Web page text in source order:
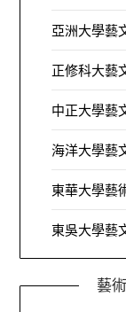
亞洲大學藝
正修科大藝
中正大學藝
海洋大學藝
東華大學藝
東吳大學藝
藝